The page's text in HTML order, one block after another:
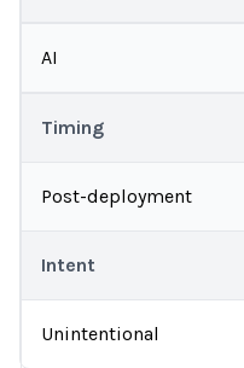
AI
Timing
Post-deployment
Intent
Unintentional